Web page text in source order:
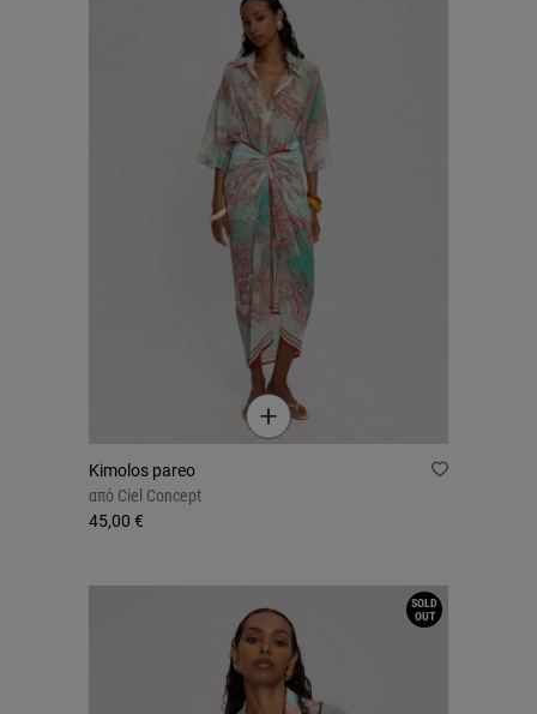
Kimolos pareo
από Ciel Concept
45,00 €
SOLD
OUT